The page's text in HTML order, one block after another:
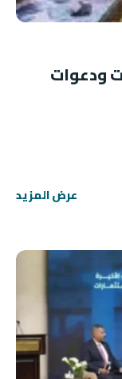
ودعوات
عرض المزيد